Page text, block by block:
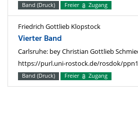
Band (Druck) Freier Zugang
Friedrich Gottlieb Klopstock
Vierter Band
Carlsruhe: bey Christian Gottlieb
https://purl.uni-rostock.de/rosdok/
Band (Druck) Freier Zugang